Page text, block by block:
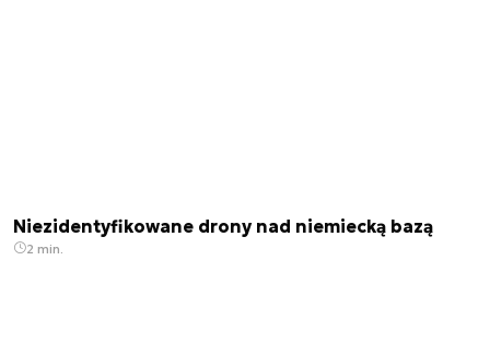
Niezidentyfikowane drony nad niemiecką bazą
2 min.